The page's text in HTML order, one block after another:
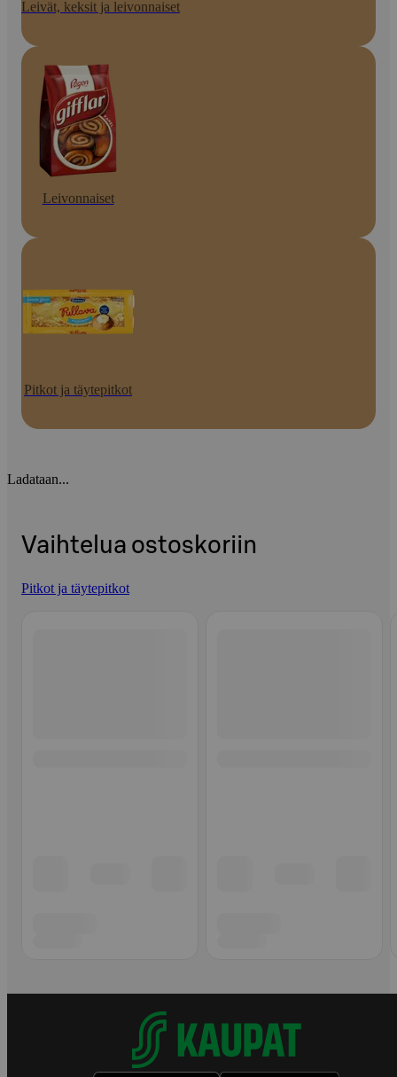
Leivät, keksit ja leivonnaiset
Leivonnaiset
Pitkot ja täytepitkot
Ladataan...
Vaihtelua ostoskoriin
Pitkot ja täytepitkot